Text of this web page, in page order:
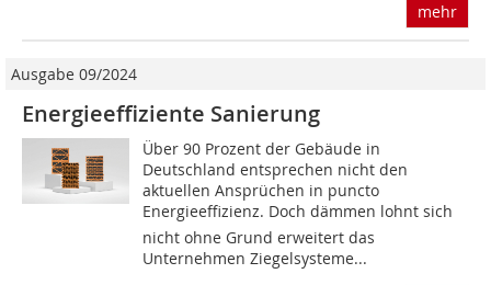
mehr
Ausgabe 09/2024
Energieeffiziente Sanierung
Über 90 Prozent der Gebäude in
Deutschland entsprechen nicht den
aktuellen Ansprüchen in puncto
Energieeffizienz. Doch dämmen lohnt sich 
nicht ohne Grund erweitert das
Unternehmen Ziegelsysteme...